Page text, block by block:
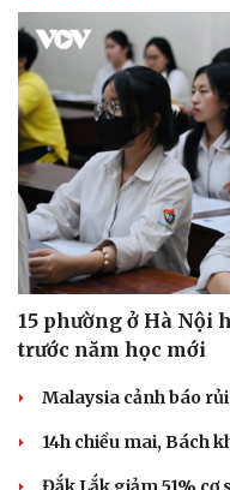
Cải chính
15 phường ở Hà Nội
trước năm học mới
Malaysia cảnh báo
14h chiều mai, Bách